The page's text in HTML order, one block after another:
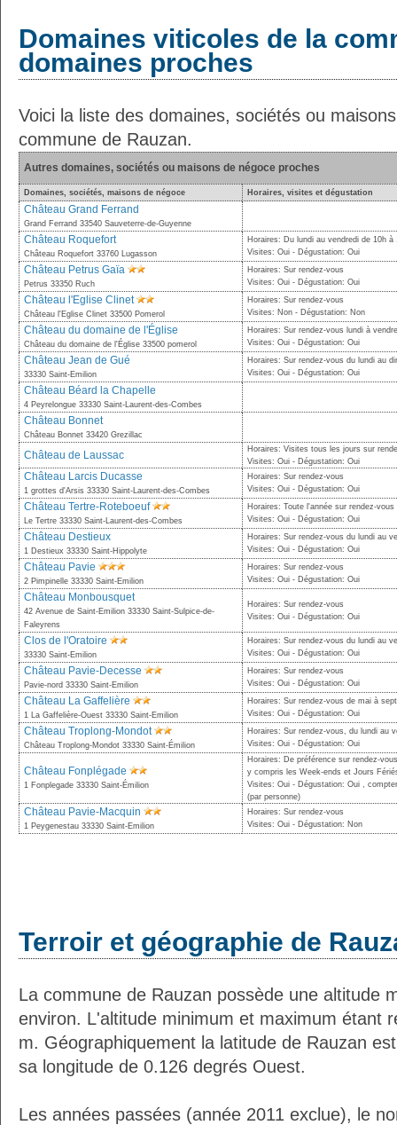
Domaines viticoles de la
domaines proches
Voici la liste des domaines, sociétés ou
commune de Rauzan.
Autres domaines, sociétés ou maisons de négoce proches
Domaines, sociétés, maisons de négoce Horaires, visites et dégustation
Château Grand Ferrand
Grand Ferrand 33540 Sauveterre-de-Guyenne
Château Roquefort
Château Roquefort 33760 Lugasson
Horaires: Du lundi au vendredi de 10h à
Visites: Oui - Dégustation: Oui
Château Petrus Gaïa
Petrus 33350 Ruch
Horaires: Sur rendez-vous
Visites: Oui - Dégustation: Oui
Château l'Eglise Clinet
Château l'Eglise Clinet 33500 Pomerol
Horaires: Sur rendez-vous
Visites: Non - Dégustation: Non
Château du domaine de l'Église
Château du domaine de l'Église 33500 pomerol
Horaires: Sur rendez-vous lundi à
Visites: Oui - Dégustation: Oui
Château Jean de Gué
33330 Saint-Emilion
Horaires: Sur rendez-vous du lundi au
Visites: Oui - Dégustation: Oui
Château Béard la Chapelle
4 Peyrelongue 33330 Saint-Laurent-des-Combes
Château Bonnet
Château Bonnet 33420 Grezillac
Château de Laussac
Horaires: Visites tous les jours sur
Visites: Oui - Dégustation: Oui
Château Larcis Ducasse
1 grottes d'Arsis 33330 Saint-Laurent-des-Combes
Horaires: Sur rendez-vous
Visites: Oui - Dégustation: Oui
Château Tertre-Roteboeuf
Le Tertre 33330 Saint-Laurent-des-Combes
Horaires: Toute l'année sur rendez-
Visites: Oui - Dégustation: Oui
Château Destieux
1 Destieux 33330 Saint-Hippolyte
Horaires: Sur rendez-vous du lundi au
Visites: Oui - Dégustation: Oui
Château Pavie
2 Pimpinelle 33330 Saint-Emilion
Horaires: Sur rendez-vous
Visites: Oui - Dégustation: Oui
Château Monbousquet
42 Avenue de Saint-Emilion 33330 Saint-Sulpice-de-
Faleyrens
Horaires: Sur rendez-vous
Visites: Oui - Dégustation: Oui
Clos de l'Oratoire
33330 Saint-Emilion
Horaires: Sur rendez-vous du lundi au
Visites: Oui - Dégustation: Oui
Château Pavie-Decesse
Pavie-nord 33330 Saint-Emilion
Horaires: Sur rendez-vous
Visites: Oui - Dégustation: Oui
Château La Gaffelière
1 La Gaffelière-Ouest 33330 Saint-Emilion
Horaires: Sur rendez-vous de mai à
Visites: Oui - Dégustation: Oui
Château Troplong-Mondot
Château Troplong-Mondot 33330 Saint-Émilion
Horaires: Sur rendez-vous, du lundi au
Visites: Oui - Dégustation: Oui
Château Fonplégade
1 Fonplegade 33330 Saint-Émilion
Horaires: De préférence sur rendez-
y compris les Week-ends et Jours
Visites: Oui - Dégustation: Oui ,
(par personne)
Château Pavie-Macquin
1 Peygenestau 33330 Saint-Emilion
Horaires: Sur rendez-vous
Visites: Oui - Dégustation: Non
Terroir et géographie de
La commune de Rauzan possède une altitude
environ. L'altitude minimum et maximum étant
m. Géographiquement la latitude de Rauzan
sa longitude de 0.126 degrés Ouest.
Les années passées (année 2011 exclue), le